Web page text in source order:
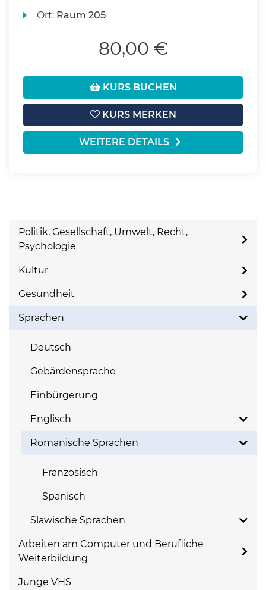
Ort: Raum 205
80,00 €
KURS BUCHEN
KURS MERKEN
WEITERE DETAILS
Politik, Gesellschaft, Umwelt, Recht,
Psychologie
Kultur
Gesundheit
Sprachen
Deutsch
Gebärdensprache
Einbürgerung
Englisch
Romanische Sprachen
Französisch
Spanisch
Slawische Sprachen
Arbeiten am Computer und Berufliche
Weiterbildung
Junge VHS